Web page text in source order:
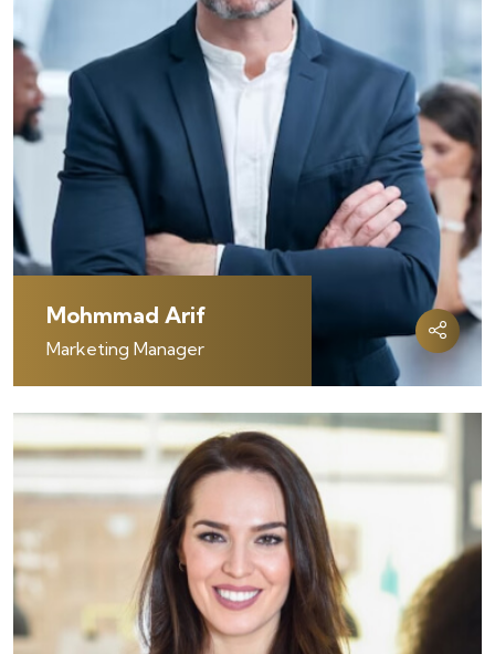
Mohmmad Arif
Marketing Manager